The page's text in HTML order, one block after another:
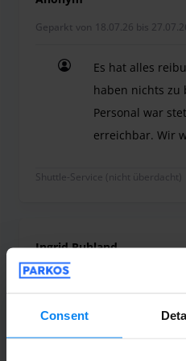
Consent
Geparkt von 18.07.26 bis
Es hat alles
haben nichts zu
Personal war
erreichbar. Wir
Shuttle-Service (nicht überdacht)
Ingrid Ruhland
Geparkt von 29.05.26 bis 05.06.26
Alles perfekt